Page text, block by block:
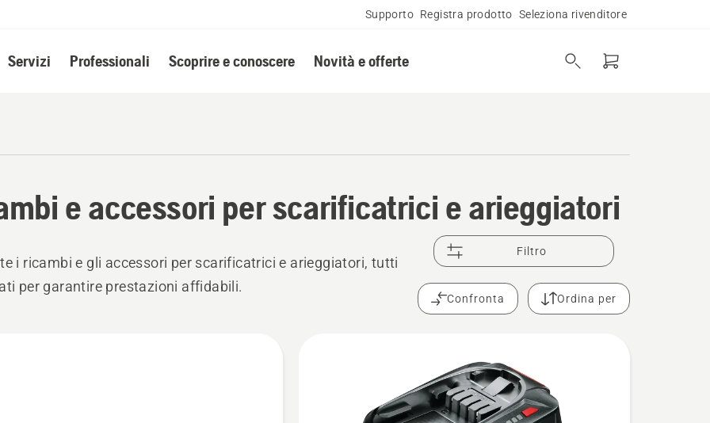
Supporto Registra prodotto Seleziona rivenditore
Servizi Professionali Scoprire e conoscere Novità e offerte
e accessori per scarificatrici e arieggiatori
i ricambi e gli accessori per scarificatrici e arieggiatori, tutti
per garantire prestazioni affidabili.
Filtro
Confronta Ordina per